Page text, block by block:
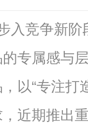
入竞争新
专属感与
以“专注打
，近期推